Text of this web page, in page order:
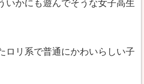
いかにも遊んでそうな女子高生
ロリ系で普通にかわいらしい子